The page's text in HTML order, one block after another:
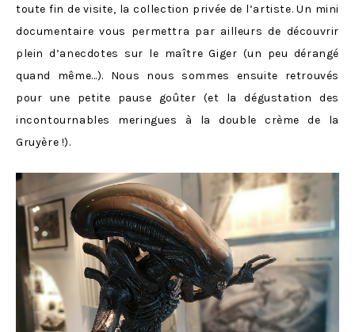
toute fin de visite, la collection privée de l’artiste. Un mini
documentaire vous permettra par ailleurs de découvrir
plein d’anecdotes sur le maître Giger (un peu dérangé
quand même…). Nous nous sommes ensuite retrouvés
pour une petite pause goûter (et la dégustation des
incontournables meringues à la double crème de la
Gruyère !).